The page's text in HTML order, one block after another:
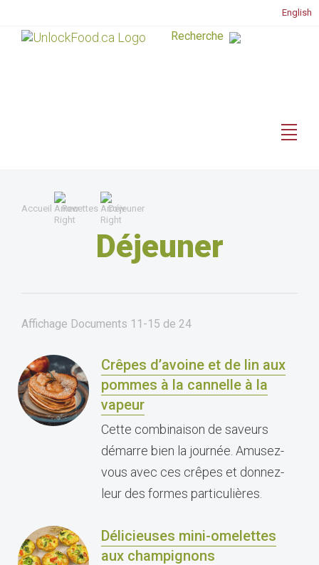
English
Accueil Recettes Déjeuner
Déjeuner
Affichage Documents 11-15 de 24
Crêpes d’avoine et de lin aux
pommes à la cannelle à la
vapeur
Cette combinaison de saveurs
démarre bien la journée. Amusez-
vous avec ces crêpes et donnez-
leur des formes particulières.
Délicieuses mini-omelettes
aux champignons